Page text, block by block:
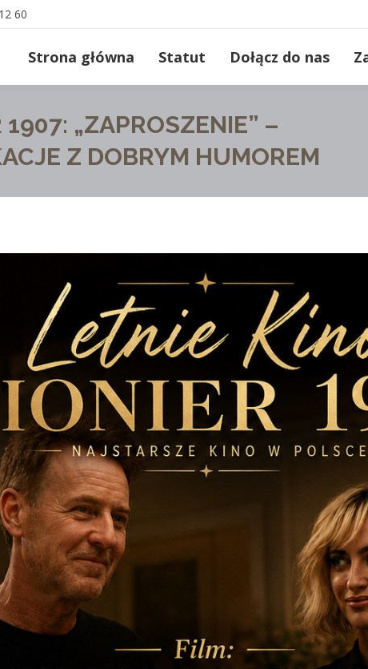
60
Strona główna Statut Dołącz do nas
„ZAPROSZENIE” –
Z DOBRYM HUMOREM